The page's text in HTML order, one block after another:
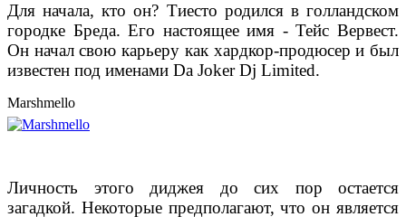
Для начала, кто он? Тиесто родился в голландском
городке Бреда. Его настоящее имя - Тейс Вервест.
Он начал свою карьеру как хардкор-продюсер и был
известен под именами Da Joker Dj Limited.
Marshmello
Личность этого диджея до сих пор остается
загадкой. Некоторые предполагают, что он является